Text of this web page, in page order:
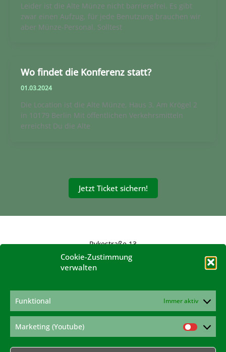
Cookie-Zustimmung
verwalten
Funktional Immer aktiv
Marketing (Youtube)
Leider ist die Alte Münze nicht barrierefrei. Es gibt
zwar einen Aufzug, für jede Benutzung brauchen wir
aber Münze-Personal. Solltest
Wo findet die Konferenz statt?
01.03.2024
Die Location ist die Alte Münze, Haus 3, Am Krögel 2
in 10179 Berlin Mit öffentlichen Verkehrsmitteln
erreichst Du die Alte
Jetzt Ticket sichern!
Rykestraße 13
10405 Berlin
konferenz@hanfverband.de
Datenschutzerklärung